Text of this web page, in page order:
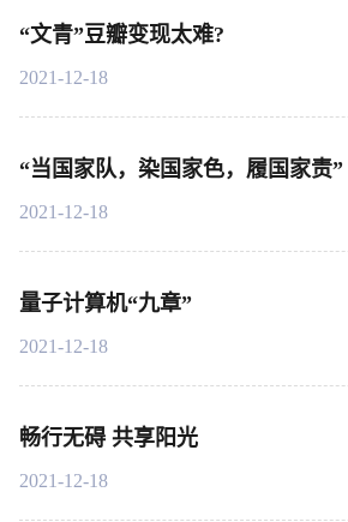
“文青”豆瓣变现太难?
2021-12-18
“当国家队，染国家色，履国家责”
2021-12-18
量子计算机“九章”
2021-12-18
畅行无碍 共享阳光
2021-12-18